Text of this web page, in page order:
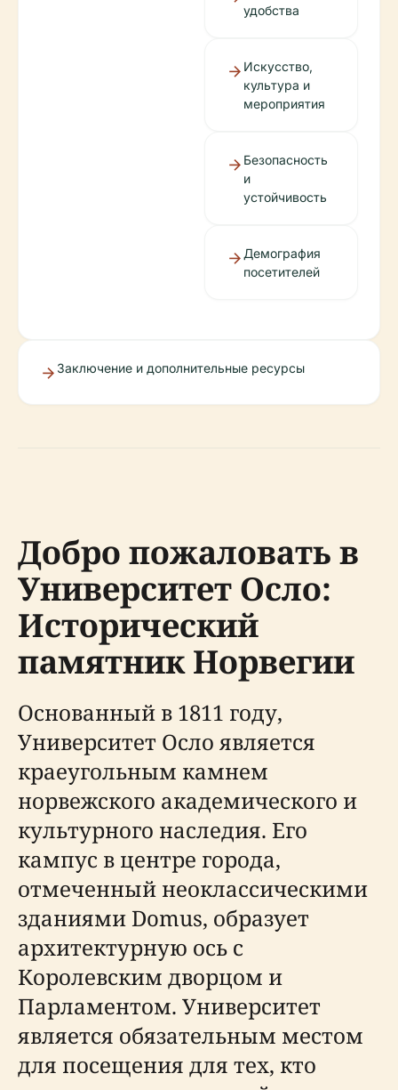
удобства
Искусство,
культура и
мероприятия
Безопасность
и
устойчивость
Демография
посетителей
Заключение и дополнительные ресурсы
Добро пожаловать в
Университет Осло:
Исторический
памятник Норвегии
Основанный в 1811 году,
Университет Осло является
краеугольным камнем
норвежского академического и
культурного наследия. Его
кампус в центре города,
отмеченный неоклассическими
зданиями Domus, образует
архитектурную ось с
Королевским дворцом и
Парламентом. Университет
является обязательным местом
для посещения для тех, кто